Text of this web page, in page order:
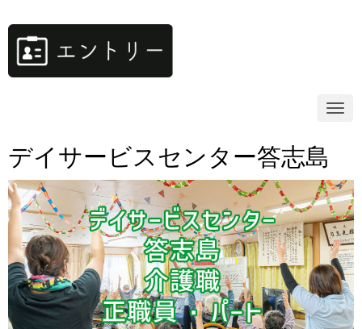
N
t
i
o
n
デイサービスセンター答志島